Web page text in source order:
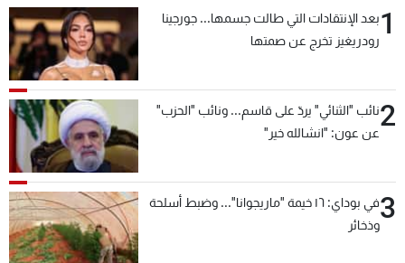
1بعد الإنتقادات التي طالت جسمها... جورجينا
رودريغيز تخرج عن صمتها
2نائب "الثنائي" يردّ على قاسم... ونائب "الحزب"
عن عون: "انشالله خير"
3
في بوداي: ١٦ خيمة "ماريجوانا"... وضبط أسلحة
وذخائر
عن MTV
الإنـتـاج
وظائف
شروط الإسـتخدام
سياسة الخصوصية